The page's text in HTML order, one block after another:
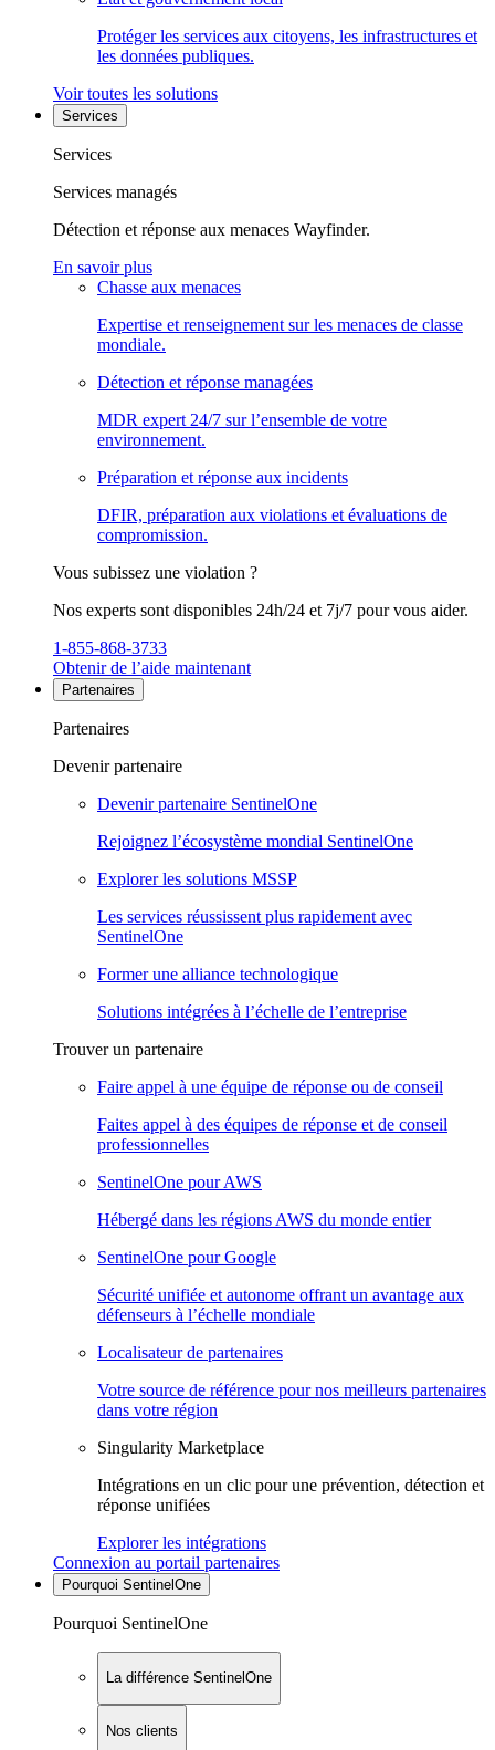
Protéger les services aux citoyens, les infrastructures et
les données publiques.
Voir toutes les solutions
Services
Services
Services managés
Détection et réponse aux menaces Wayfinder.
En savoir plus
Chasse aux menaces
Expertise et renseignement sur les menaces de classe
mondiale.
Détection et réponse managées
MDR expert 24/7 sur l’ensemble de votre
environnement.
Préparation et réponse aux incidents
DFIR, préparation aux violations et évaluations de
compromission.
Vous subissez une violation ?
Nos experts sont disponibles 24h/24 et 7j/7 pour vous aider.
1-855-868-3733
Obtenir de l’aide maintenant
Partenaires
Partenaires
Devenir partenaire
Devenir partenaire SentinelOne
Rejoignez l’écosystème mondial SentinelOne
Explorer les solutions MSSP
Les services réussissent plus rapidement avec
SentinelOne
Former une alliance technologique
Solutions intégrées à l’échelle de l’entreprise
Trouver un partenaire
Faire appel à une équipe de réponse ou de conseil
Faites appel à des équipes de réponse et de conseil
professionnelles
SentinelOne pour AWS
Hébergé dans les régions AWS du monde entier
SentinelOne pour Google
Sécurité unifiée et autonome offrant un avantage aux
défenseurs à l’échelle mondiale
Localisateur de partenaires
Votre source de référence pour nos meilleurs partenaires
dans votre région
Singularity Marketplace
Intégrations en un clic pour une prévention, détection et
réponse unifiées
Explorer les intégrations
Connexion au portail partenaires
Pourquoi SentinelOne
Pourquoi SentinelOne
La différence SentinelOne
Nos clients